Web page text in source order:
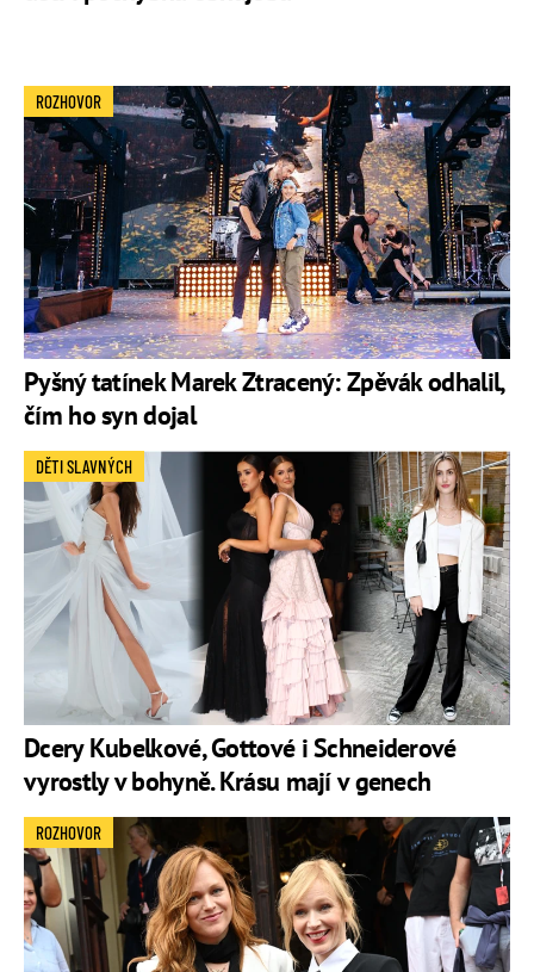
Pyšný tatínek Marek Ztracený: Zpěvák odhalil,
čím ho syn dojal
ROZHOVOR
Dcery Kubelkové, Gottové i Schneiderové
vyrostly v bohyně. Krásu mají v genech
DĚTI SLAVNÝCH
ROZHOVOR